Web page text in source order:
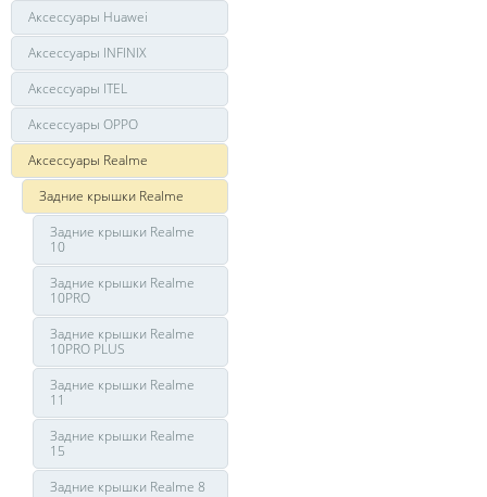
Аксессуары Huawei
Аксессуары INFINIX
Аксессуары ITEL
Аксессуары OPPO
Аксессуары Realme
Задние крышки Realme
Задние крышки Realme
10
Задние крышки Realme
10PRO
Задние крышки Realme
10PRO PLUS
Задние крышки Realme
11
Задние крышки Realme
15
Задние крышки Realme 8